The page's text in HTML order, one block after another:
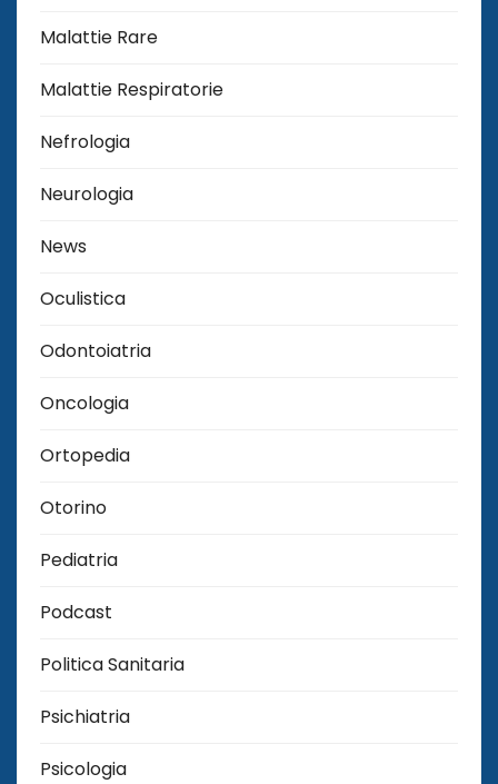
Malattie Rare
Malattie Respiratorie
Nefrologia
Neurologia
News
Oculistica
Odontoiatria
Oncologia
Ortopedia
Otorino
Pediatria
Podcast
Politica Sanitaria
Psichiatria
Psicologia